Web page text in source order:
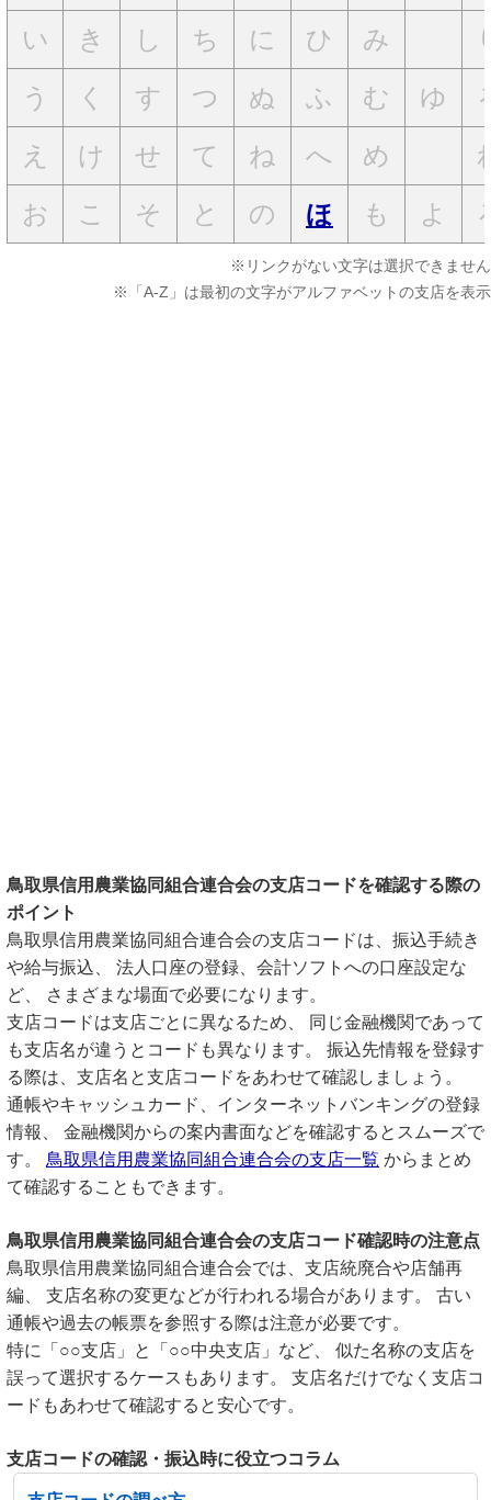
い
き し ち に ひ み
う
く す つ ぬ ふ む ゆ
え
け せ て ね へ め
お
こ そ と の ほ も よ
※リンクがない文字は選択できません
※「A-Z」は最初の文字がアルファベットの支店を表示
鳥取県信用農業協同組合連合会の支店コードを確認する際の
ポイント
鳥取県信用農業協同組合連合会の支店コードは、振込手続き
や給与振込、 法人口座の登録、会計ソフトへの口座設定な
ど、 さまざまな場面で必要になります。
支店コードは支店ごとに異なるため、 同じ金融機関であって
も支店名が違うとコードも異なります。 振込先情報を登録す
る際は、支店名と支店コードをあわせて確認しましょう。
通帳やキャッシュカード、インターネットバンキングの登録
情報、 金融機関からの案内書面などを確認するとスムーズで
す。 鳥取県信用農業協同組合連合会の支店一覧 からまとめ
て確認することもできます。
鳥取県信用農業協同組合連合会の支店コード確認時の注意点
鳥取県信用農業協同組合連合会では、支店統廃合や店舗再
編、 支店名称の変更などが行われる場合があります。 古い
通帳や過去の帳票を参照する際は注意が必要です。
特に「○○支店」と「○○中央支店」など、 似た名称の支店を
誤って選択するケースもあります。 支店名だけでなく支店コ
ードもあわせて確認すると安心です。
支店コードの確認・振込時に役立つコラム